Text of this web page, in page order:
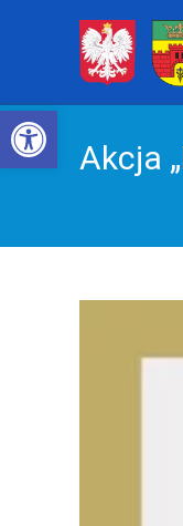
Open toolbar
Akcja